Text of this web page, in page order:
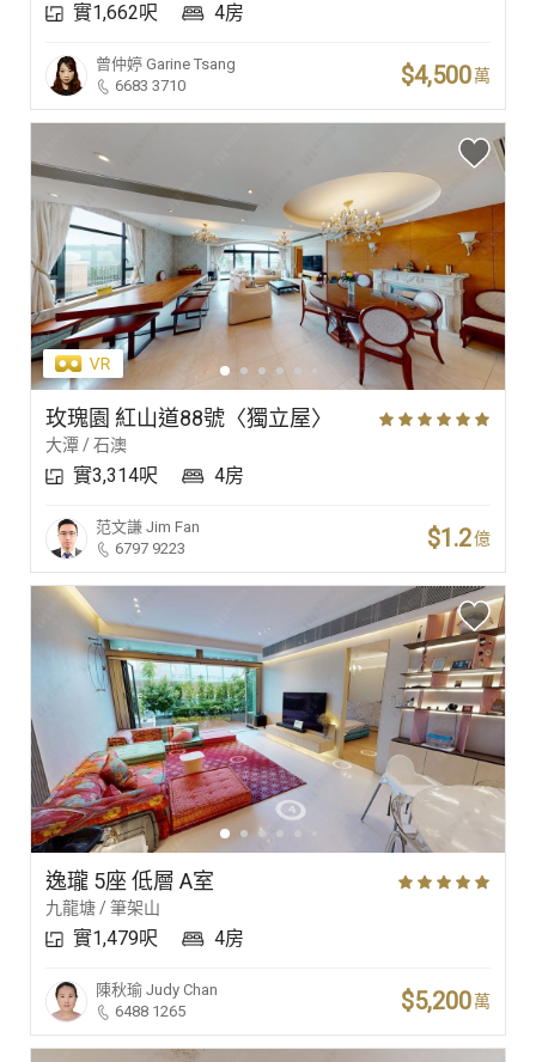
實1,662呎 4房
曾仲婷 Garine Tsang
6683 3710
$4,500萬
玫瑰園 紅山道88號〈獨立屋〉
大潭 / 石澳
實3,314呎 4房
范文謙 Jim Fan
6797 9223
$1.2億
逸瓏 5座 低層 A室
九龍塘 / 筆架山
實1,479呎 4房
陳秋瑜 Judy Chan
6488 1265
$5,200萬